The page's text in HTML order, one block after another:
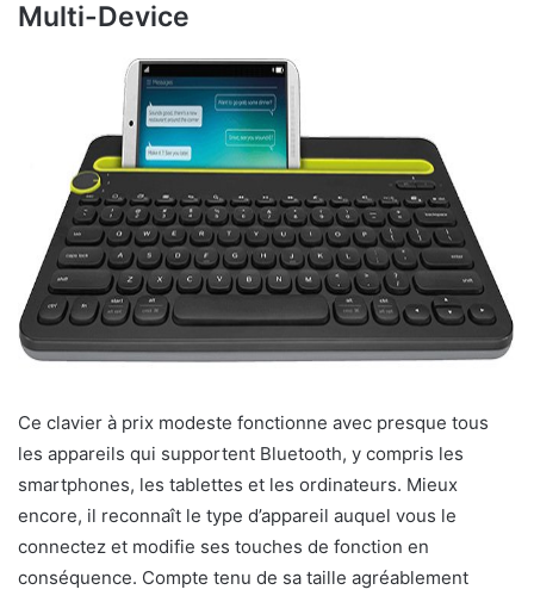
Multi-Device
Ce clavier à prix modeste fonctionne avec presque tous
les appareils qui supportent Bluetooth, y compris les
smartphones, les tablettes et les ordinateurs. Mieux
encore, il reconnaît le type d’appareil auquel vous le
connectez et modifie ses touches de fonction en
conséquence. Compte tenu de sa taille agréablement